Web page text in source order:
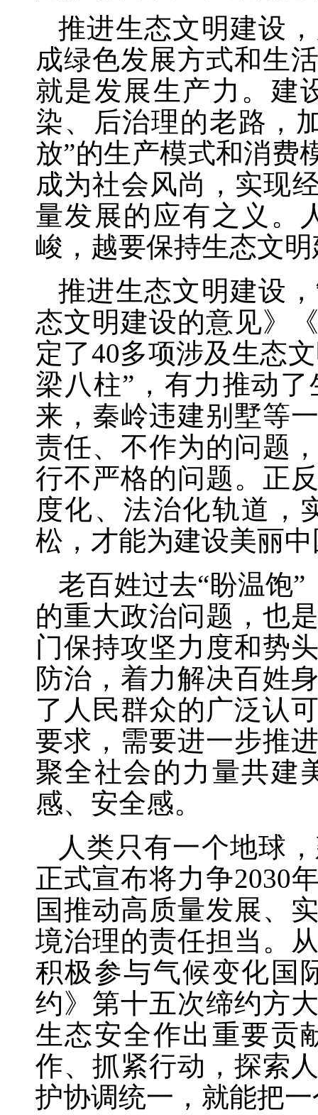
推进生态文明建设
成绿色发展方式和生
就是发展生产力。建
染、后治理的老路，
放”的生产模式和消费
成为社会风尚，实现
量发展的应有之义。
峻，越要保持生态文
推进生态文明建设
态文明建设的意见》
定了40多项涉及生态
梁八柱”，有力推动
来，秦岭违建别墅等
责任、不作为的问题
行不严格的问题。正
度化、法治化轨道，
松，才能为建设美丽
老百姓过去“盼温饱
的重大政治问题，也
门保持攻坚力度和势
防治，着力解决百姓
了人民群众的广泛认
要求，需要进一步推
聚全社会的力量共建
感、安全感。
人类只有一个地球
正式宣布将力争2030
国推动高质量发展、
境治理的责任担当。
积极参与气候变化国
约》第十五次缔约方
生态安全作出重要贡
作、抓紧行动，探索
护协调统一，就能把